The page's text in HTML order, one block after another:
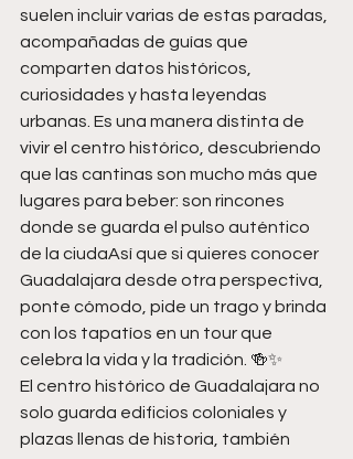
suelen incluir varias de estas paradas,
acompañadas de guías que
comparten datos históricos,
curiosidades y hasta leyendas
urbanas. Es una manera distinta de
vivir el centro histórico, descubriendo
que las cantinas son mucho más que
lugares para beber: son rincones
donde se guarda el pulso auténtico
de la ciudaAsí que si quieres conocer
Guadalajara desde otra perspectiva,
ponte cómodo, pide un trago y brinda
con los tapatíos en un tour que
celebra la vida y la tradición. 🍻✨
El centro histórico de Guadalajara no
solo guarda edificios coloniales y
plazas llenas de historia, también